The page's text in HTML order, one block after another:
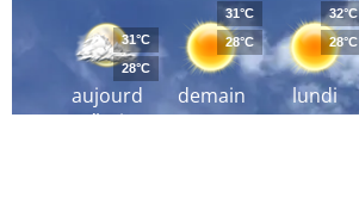
aujourd
´hui
31°C
28°C
demain
31°C
28°C
lundi
32°C
28°C